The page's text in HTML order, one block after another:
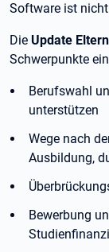
Software ist
Die Update Eltern
Schwerpunkte
Berufswahl
unterstützen
Wege nach
Ausbildung,
Bewerbung